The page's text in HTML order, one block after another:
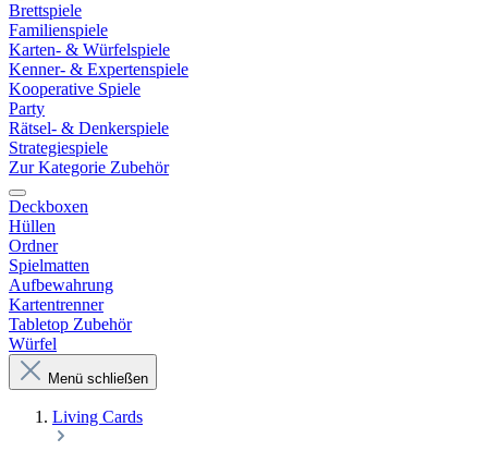
Brettspiele
Familienspiele
Karten- & Würfelspiele
Kenner- & Expertenspiele
Kooperative Spiele
Party
Rätsel- & Denkerspiele
Strategiespiele
Zur Kategorie Zubehör
Deckboxen
Hüllen
Ordner
Spielmatten
Aufbewahrung
Kartentrenner
Tabletop Zubehör
Würfel
Menü schließen
Living Cards